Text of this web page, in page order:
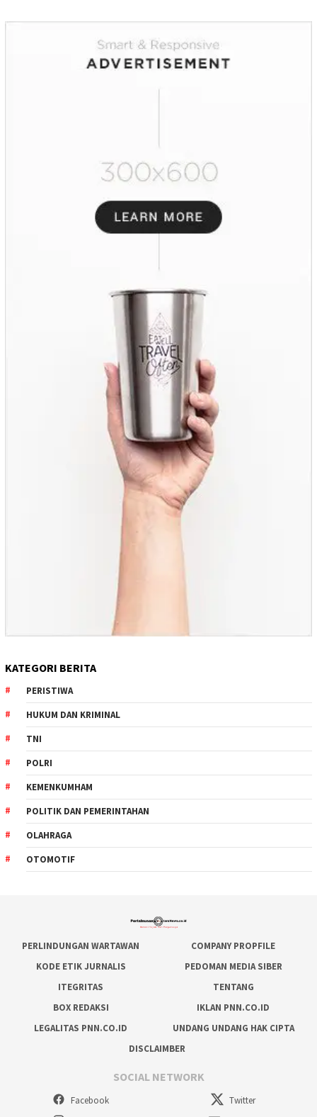
KATEGORI BERITA
PERISTIWA
HUKUM DAN KRIMINAL
TNI
POLRI
KEMENKUMHAM
POLITIK DAN PEMERINTAHAN
OLAHRAGA
OTOMOTIF
PERLINDUNGAN WARTAWAN
COMPANY PROPFILE
KODE ETIK JURNALIS
PEDOMAN MEDIA SIBER
ITEGRITAS
TENTANG
BOX REDAKSI
IKLAN PNN.CO.ID
LEGALITAS PNN.CO.ID
UNDANG UNDANG HAK CIPTA
DISCLAIMBER
SOCIAL NETWORK
Facebook
Twitter